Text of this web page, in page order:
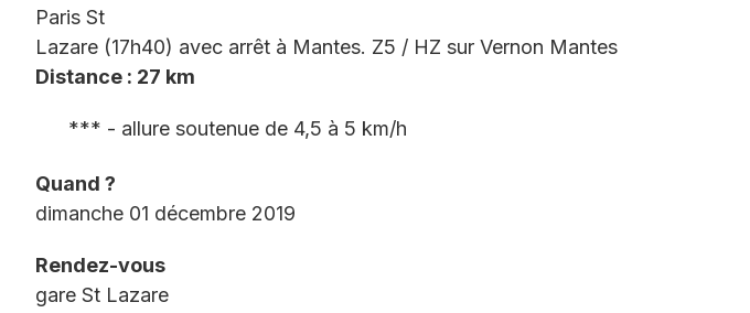
Paris St
Lazare (17h40) avec arrêt à Mantes. Z5 / HZ sur Vernon Mantes
Distance : 27 km
*** - allure soutenue de 4,5 à 5 km/h
Quand ?
dimanche 01 décembre 2019
Rendez-vous
gare St Lazare